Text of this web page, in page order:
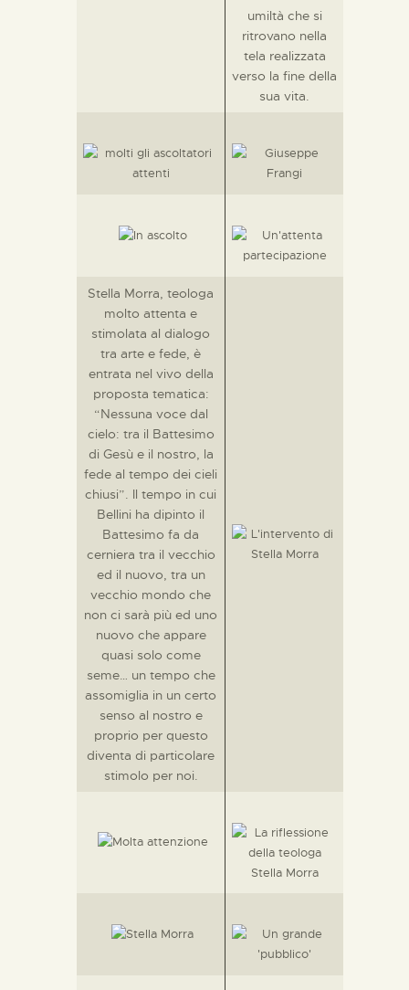
umiltà che si
ritrovano nella
tela realizzata
verso la fine della
sua vita.
Stella Morra, teologa
molto attenta e
stimolata al dialogo
tra arte e fede, è
entrata nel vivo della
proposta tematica:
“Nessuna voce dal
cielo: tra il Battesimo
di Gesù e il nostro, la
fede al tempo dei cieli
chiusi”. Il tempo in cui
Bellini ha dipinto il
Battesimo fa da
cerniera tra il vecchio
ed il nuovo, tra un
vecchio mondo che
non ci sarà più ed uno
nuovo che appare
quasi solo come
seme… un tempo che
assomiglia in un certo
senso al nostro e
proprio per questo
diventa di particolare
stimolo per noi.